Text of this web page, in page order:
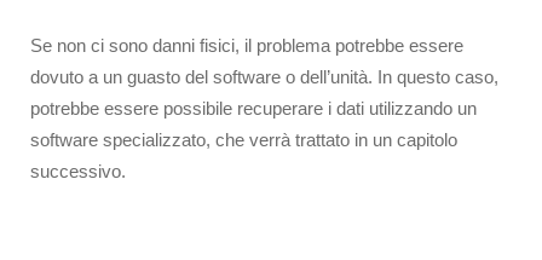
Se non ci sono danni fisici, il problema potrebbe essere
dovuto a un guasto del software o dell’unità. In questo caso,
potrebbe essere possibile recuperare i dati utilizzando un
software specializzato, che verrà trattato in un capitolo
successivo.